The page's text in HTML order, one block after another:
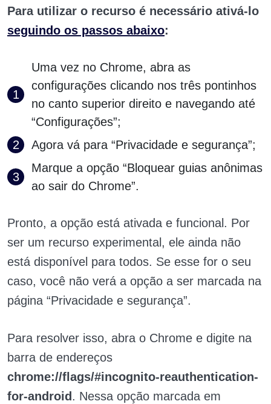
Para utilizar o recurso é necessário ativá-lo
seguindo os passos abaixo:
Uma vez no Chrome, abra as
configurações clicando nos três pontinhos
no canto superior direito e navegando até
“Configurações”;
Agora vá para “Privacidade e segurança”;
Marque a opção “Bloquear guias anônimas
ao sair do Chrome”.
Pronto, a opção está ativada e funcional. Por
ser um recurso experimental, ele ainda não
está disponível para todos. Se esse for o seu
caso, você não verá a opção a ser marcada na
página “Privacidade e segurança”.
Para resolver isso, abra o Chrome e digite na
barra de endereços
chrome://flags/#incognito-reauthentication-
for-android . Nessa opção marcada em